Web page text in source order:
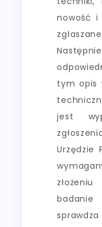
nowość i
tym opis
jest
Urzędzie